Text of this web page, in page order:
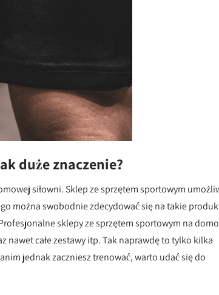
duże znaczenie?
siłowni. Sklep ze sprzętem sportowym
można swobodnie zdecydować się na takie
sklepy ze sprzętem sportowym na
nawet całe zestawy itp. Tak naprawdę to tylko kilka
jednak zaczniesz trenować, warto udać się do